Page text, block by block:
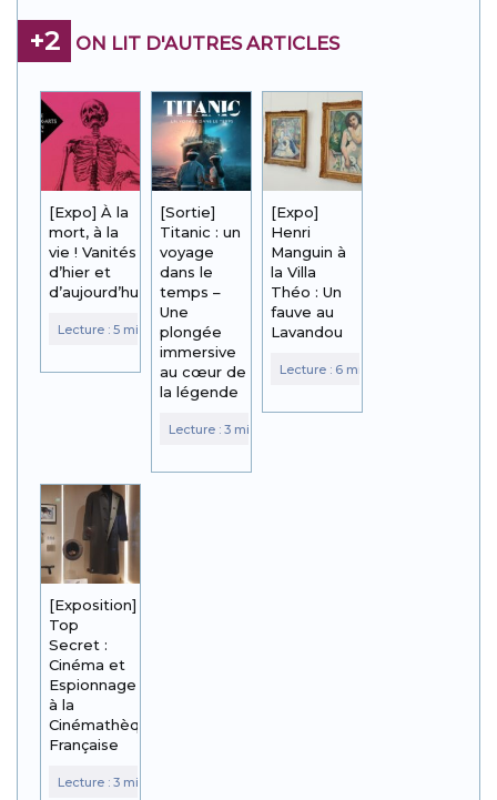
+2 ON LIT D'AUTRES ARTICLES
[Expo] À la
mort, à la
vie ! Vanités
d’hier et
d’aujourd’hui
[Sortie]
Titanic : un
voyage
dans le
temps –
Une
plongée
immersive
au cœur de
la légende
[Expo]
Henri
Manguin à
la Villa
Théo : Un
fauve au
Lavandou
[Exposition]
Top
Secret :
Cinéma et
Espionnage
à la
Cinémathèque
Française